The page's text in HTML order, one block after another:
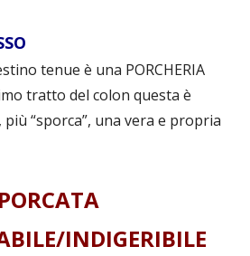
tenue è una PORCHERIA
tratto del colon questa è
“sporca”, una vera e propria
PORCATA
INDIGERIBILE